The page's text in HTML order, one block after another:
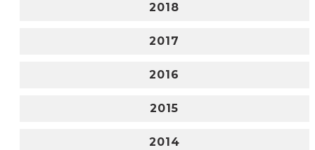
2018
2017
2016
2015
2014